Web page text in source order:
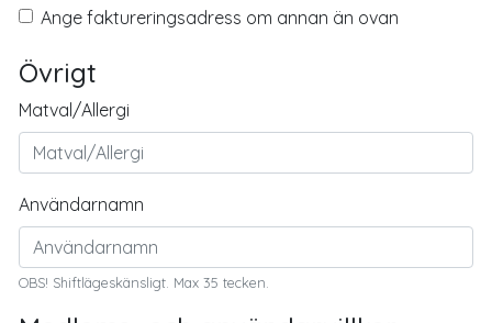
Ange faktureringsadress om annan än ovan
Övrigt
Matval/Allergi
Användarnamn
OBS! Shiftlägeskänsligt. Max 35 tecken.